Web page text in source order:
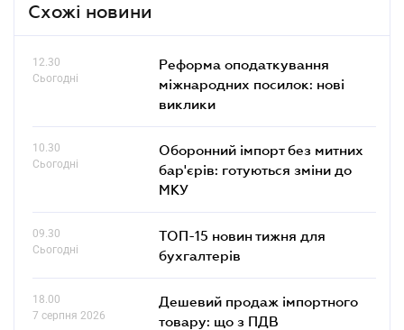
Схожі новини
12.30
Сьогодні
Реформа оподаткування
міжнародних посилок: нові
виклики
10.30
Сьогодні
Оборонний імпорт без митних
бар'єрів: готуються зміни до
МКУ
09.30
Сьогодні
ТОП-15 новин тижня для
бухгалтерів
18.00
7 серпня 2026
Дешевий продаж імпортного
товару: що з ПДВ